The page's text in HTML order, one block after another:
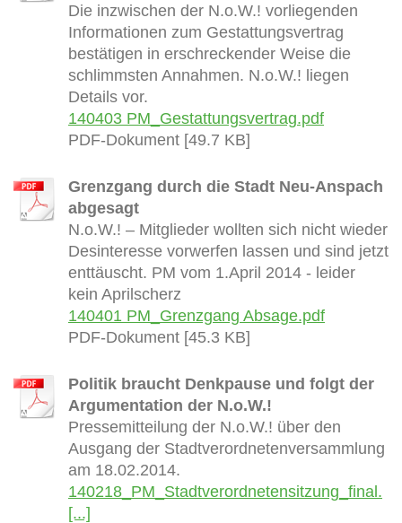
Die inzwischen der N.o.W.! vorliegenden
Informationen zum Gestattungsvertrag
bestätigen in erschreckender Weise die
schlimmsten Annahmen. N.o.W.! liegen
Details vor.
140403 PM_Gestattungsvertrag.pdf
PDF-Dokument [49.7 KB]
Grenzgang durch die Stadt Neu-Anspach
abgesagt
N.o.W.! – Mitglieder wollten sich nicht wieder
Desinteresse vorwerfen lassen und sind jetzt
enttäuscht. PM vom 1.April 2014 - leider
kein Aprilscherz
140401 PM_Grenzgang Absage.pdf
PDF-Dokument [45.3 KB]
Politik braucht Denkpause und folgt der
Argumentation der N.o.W.!
Pressemitteilung der N.o.W.! über den
Ausgang der Stadtverordnetenversammlung
am 18.02.2014.
140218_PM_Stadtverordnetensitzung_final.
[...]